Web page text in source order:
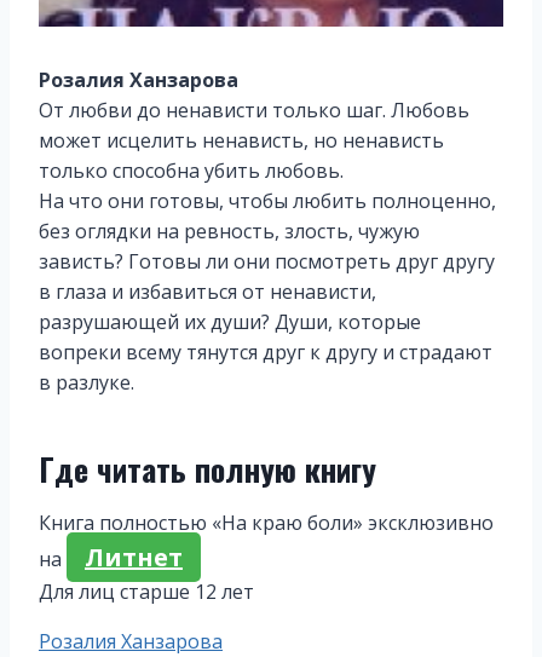
Розалия Ханзарова
От любви до ненависти только шаг. Любовь
может исцелить ненависть, но ненависть
только способна убить любовь.
На что они готовы, чтобы любить полноценно,
без оглядки на ревность, злость, чужую
зависть? Готовы ли они посмотреть друг другу
в глаза и избавиться от ненависти,
разрушающей их души? Души, которые
вопреки всему тянутся друг к другу и страдают
в разлуке.
Где читать полную книгу
Книга полностью «На краю боли» эксклюзивно
на
Литнет
Для лиц старше 12 лет
Метки
Розалия Ханзарова